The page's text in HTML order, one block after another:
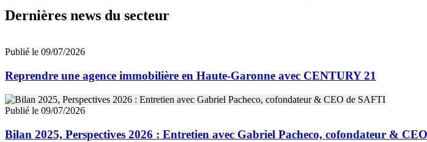
Dernières news du secteur
Publié le 09/07/2026
Reprendre une agence immobilière en Haute-Garonne avec CENTURY 21
Publié le 09/07/2026
Bilan 2025, Perspectives 2026 : Entretien avec Gabriel Pacheco, cofondateur &